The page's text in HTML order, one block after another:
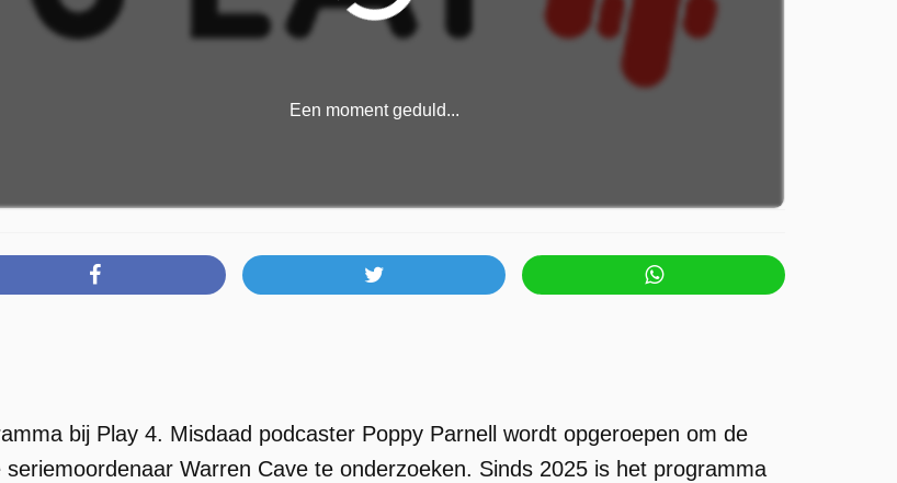
Een moment geduld...
bij Play 4. Misdaad podcaster Poppy Parnell wordt opgeroepen om de
Warren Cave te onderzoeken. Sinds 2025 is het programma